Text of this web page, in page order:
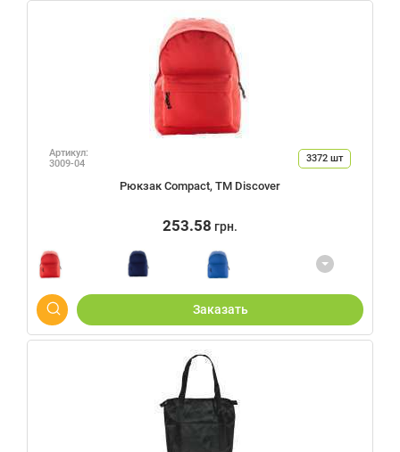
Артикул:
3009-04
3372 шт
Рюкзак Compact, TM Discover
253.58 грн.
Заказать